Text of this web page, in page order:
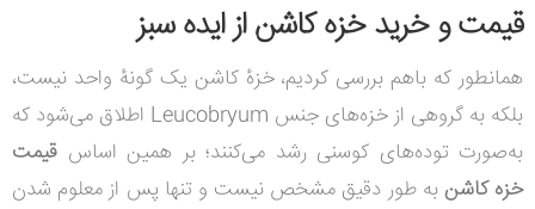
قیمت و خرید خزه کاشن از ایده سبز
همانطور که باهم بررسی کردیم، خزهٔ کاشن یک گونهٔ واحد نیست،
بلکه به گروهی از خزه‌های جنس Leucobryum اطلاق می‌شود که
به‌صورت توده‌های کوسنی رشد می‌کنند؛ بر همین اساس قیمت
خزه کاشنبه طور دقیق مشخص نیست و تنها پس از معلوم شدن